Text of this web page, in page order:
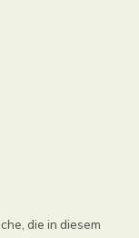
die in diesem